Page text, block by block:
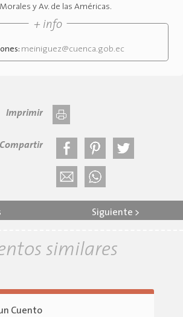
y Av. de las Américas.
+ info
meiniguez@cuenca.gob.ec
Imprimir
Compartir
Siguiente >
similares
Cuento